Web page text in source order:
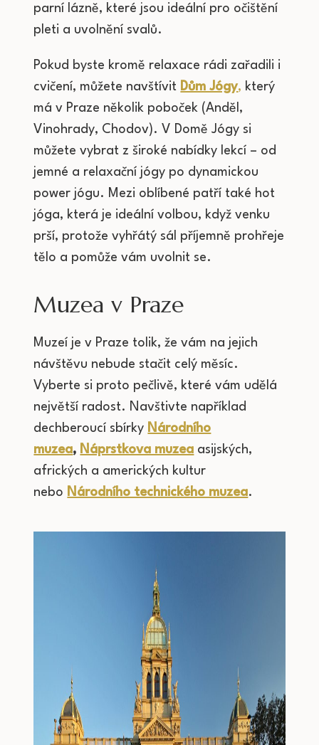
parní lázně, které jsou ideální pro očištění
pleti a uvolnění svalů.
Pokud byste kromě relaxace rádi zařadili i
cvičení, můžete navštívit Dům Jógy, který
má v Praze několik poboček (Anděl,
Vinohrady, Chodov). V Domě Jógy si
můžete vybrat z široké nabídky lekcí – od
jemné a relaxační jógy po dynamickou
power jógu. Mezi oblíbené patří také hot
jóga, která je ideální volbou, když venku
prší, protože vyhřátý sál příjemně prohřeje
tělo a pomůže vám uvolnit se.
Muzea v Praze
Muzeí je v Praze tolik, že vám na jejich
návštěvu nebude stačit celý měsíc.
Vyberte si proto pečlivě, které vám udělá
největší radost. Navštivte například
dechberoucí sbírky Národního
muzea, Náprstkova muzea asijských,
afrických a amerických kultur
nebo Národního technického muzea.